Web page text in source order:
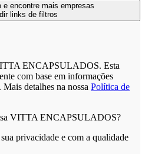
ENCAPSULADOS. Esta
com base em informações
Mais detalhes na nossa Política de
VITTA ENCAPSULADOS?
privacidade e com a qualidade